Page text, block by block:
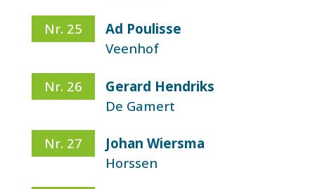
Nr. 25
Ad Poulisse
Veenhof
Nr. 26
Gerard Hendriks
De Gamert
Nr. 27
Johan Wiersma
Horssen